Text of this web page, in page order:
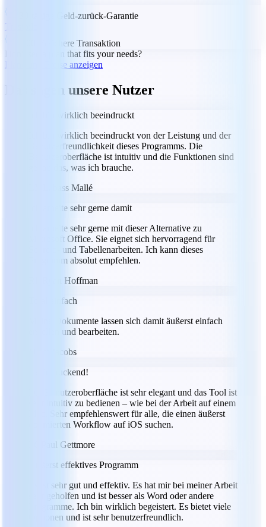
30-tägige Geld-zurück-Garantie
Trustpilot
100 % sichere Transaktion
Don't see a plan that fits your needs?
Pläne und Preise anzeigen
Das sagen unsere Nutzer
Ich bin wirklich beeindruckt
Ich bin wirklich beeindruckt von der Leistung und der
Benutzerfreundlichkeit dieses Programms. Die
Benutzeroberfläche ist intuitiv und die Funktionen sind
genau das, was ich brauche.
Labass Mallé
Ich arbeite sehr gerne damit
Ich arbeite sehr gerne mit dieser Alternative zu
Microsoft Office. Sie eignet sich hervorragend für
Schreib- und Tabellenarbeiten. Ich kann dieses
Programm absolut empfehlen.
Ryan Hoffman
Total einfach
Meine Dokumente lassen sich damit äußerst einfach
erstellen und bearbeiten.
Jeff Jacobs
Beeindruckend!
Die Benutzeroberfläche ist sehr elegant und das Tool ist
sehr intuitiv zu bedienen – wie bei der Arbeit auf einem
Mac. Sehr empfehlenswert für alle, die einen äußerst
optimierten Workflow auf iOS suchen.
Paul Gettmore
Äußerst effektives Programm
Es ist sehr gut und effektiv. Es hat mir bei meiner Arbeit
sehr geholfen und ist besser als Word oder andere
Programme. Ich bin wirklich begeistert. Es bietet viele
Optionen und ist sehr benutzerfreundlich.